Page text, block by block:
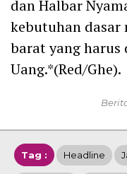
dan Halbar
kebutuhan dasar
barat yang harus
Uang.*(Red/Ghe).
Tag : Headline